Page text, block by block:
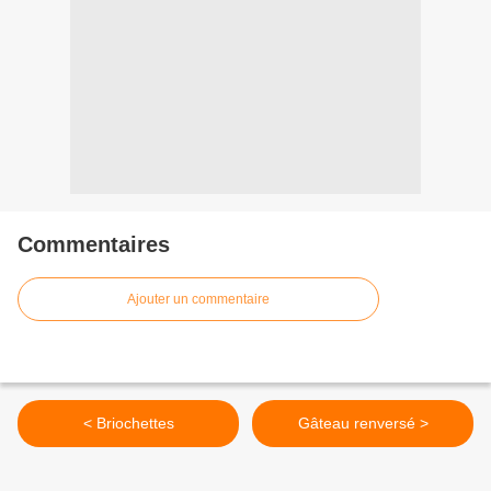
Commentaires
Ajouter un commentaire
< Briochettes Gâteau renversé >